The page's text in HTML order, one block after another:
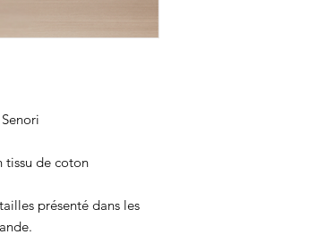
tissu de coton
présenté dans les